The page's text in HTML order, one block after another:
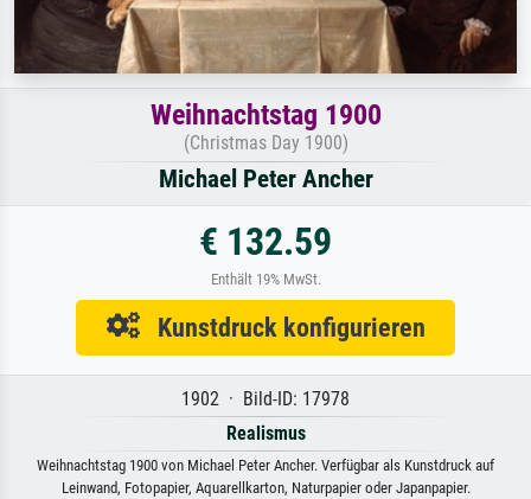
Weihnachtstag 1900
(Christmas Day 1900)
Michael Peter Ancher
€ 132.59
Enthält 19% MwSt.
Kunstdruck konfigurieren
1902 · Bild-ID: 17978
Realismus
Weihnachtstag 1900 von Michael Peter Ancher. Verfügbar als Kunstdruck auf
Leinwand, Fotopapier, Aquarellkarton, Naturpapier oder Japanpapier.